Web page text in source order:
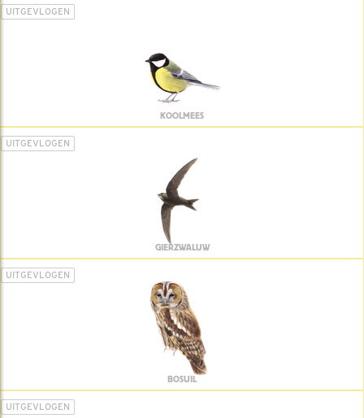
UITGEVLOGEN
KOOLMEES
UITGEVLOGEN
GIERZWALUW
UITGEVLOGEN
BOSUIL
UITGEVLOGEN